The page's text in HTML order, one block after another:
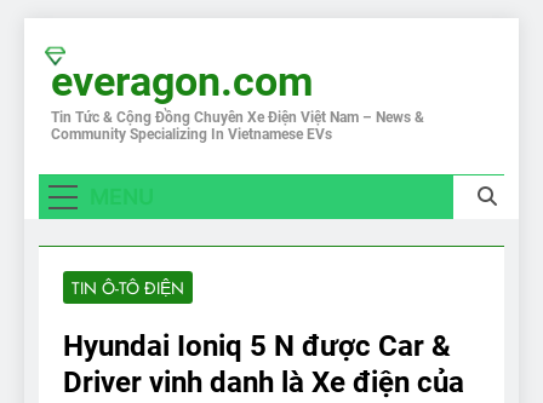
content
everagon.com
Tin Tức & Cộng Đồng Chuyên Xe Điện Việt Nam – News &
Community Specializing In Vietnamese EVs
TIN Ô-TÔ ĐIỆN
Hyundai Ioniq 5 N được Car &
Driver vinh danh là Xe điện của